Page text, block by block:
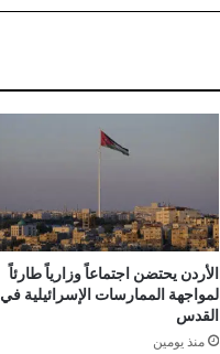
الأردن يحتضن اجتماعاً وزارياً طارئاً
لمواجهة الممارسات الإسرائيلية في
القدس
منذ يومين